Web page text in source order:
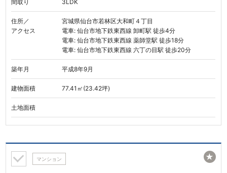
間取り 3LDK
住所／
アクセス
宮城県仙台市若林区大和町４丁目
電車: 仙台市地下鉄東西線 卸町駅 徒歩4分
電車: 仙台市地下鉄東西線 薬師堂駅 徒歩18分
電車: 仙台市地下鉄東西線 六丁の目駅 徒歩20分
築年月 平成8年9月
建物面積 77.41㎡(23.42坪)
土地面積
マンション ★